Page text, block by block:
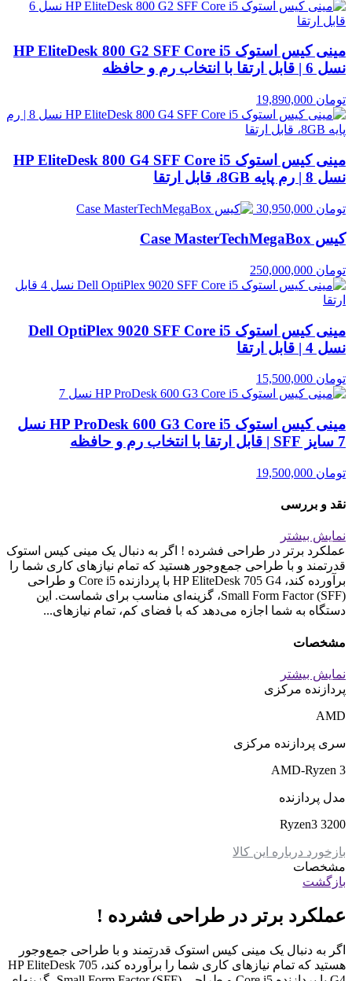
مینی کیس استوک HP EliteDesk 800 G2 SFF Core i5
نسل 6 | قابل ارتقا با انتخاب رم و حافظه
تومان
مینی کیس استوک HP EliteDesk 800 G4 SFF Core i5
نسل 8 | رم پایه 8GB، قابل ارتقا
تومان
کیس Case MasterTechMegaBox
تومان
مینی کیس استوک Dell OptiPlex 9020 SFF Core i5
نسل 4 | قابل ارتقا
تومان
مینی کیس استوک HP ProDesk 600 G3 Core i5 نسل
7 سایز SFF | قابل ارتقا با انتخاب رم و حافظه
تومان
نقد و بررسی
نمایش بیشتر
عملکرد برتر در طراحی فشرده ! اگر به دنبال یک مینی کیس استوک
قدرتمند و با طراحی جمع‌وجور هستید که تمام نیازهای کاری شما را
برآورده کند، HP EliteDesk 705 G4 با پردازنده Core i5 و طراحی
Small Form Factor (SFF)، گزینه‌ای مناسب برای شماست. این
دستگاه به شما اجازه می‌دهد که با فضای کم، تمام نیازهای...
مشخصات
نمایش بیشتر
پردازنده مرکزی
AMD
سری پردازنده مرکزی
AMD-Ryzen 3
مدل پردازنده
Ryzen3 3200
بازخورد درباره این کالا
مشخصات
بازگشت
عملکرد برتر در طراحی فشرده !
اگر به دنبال یک مینی کیس استوک قدرتمند و با طراحی جمع‌وجور
هستید که تمام نیازهای کاری شما را برآورده کند، HP EliteDesk 705